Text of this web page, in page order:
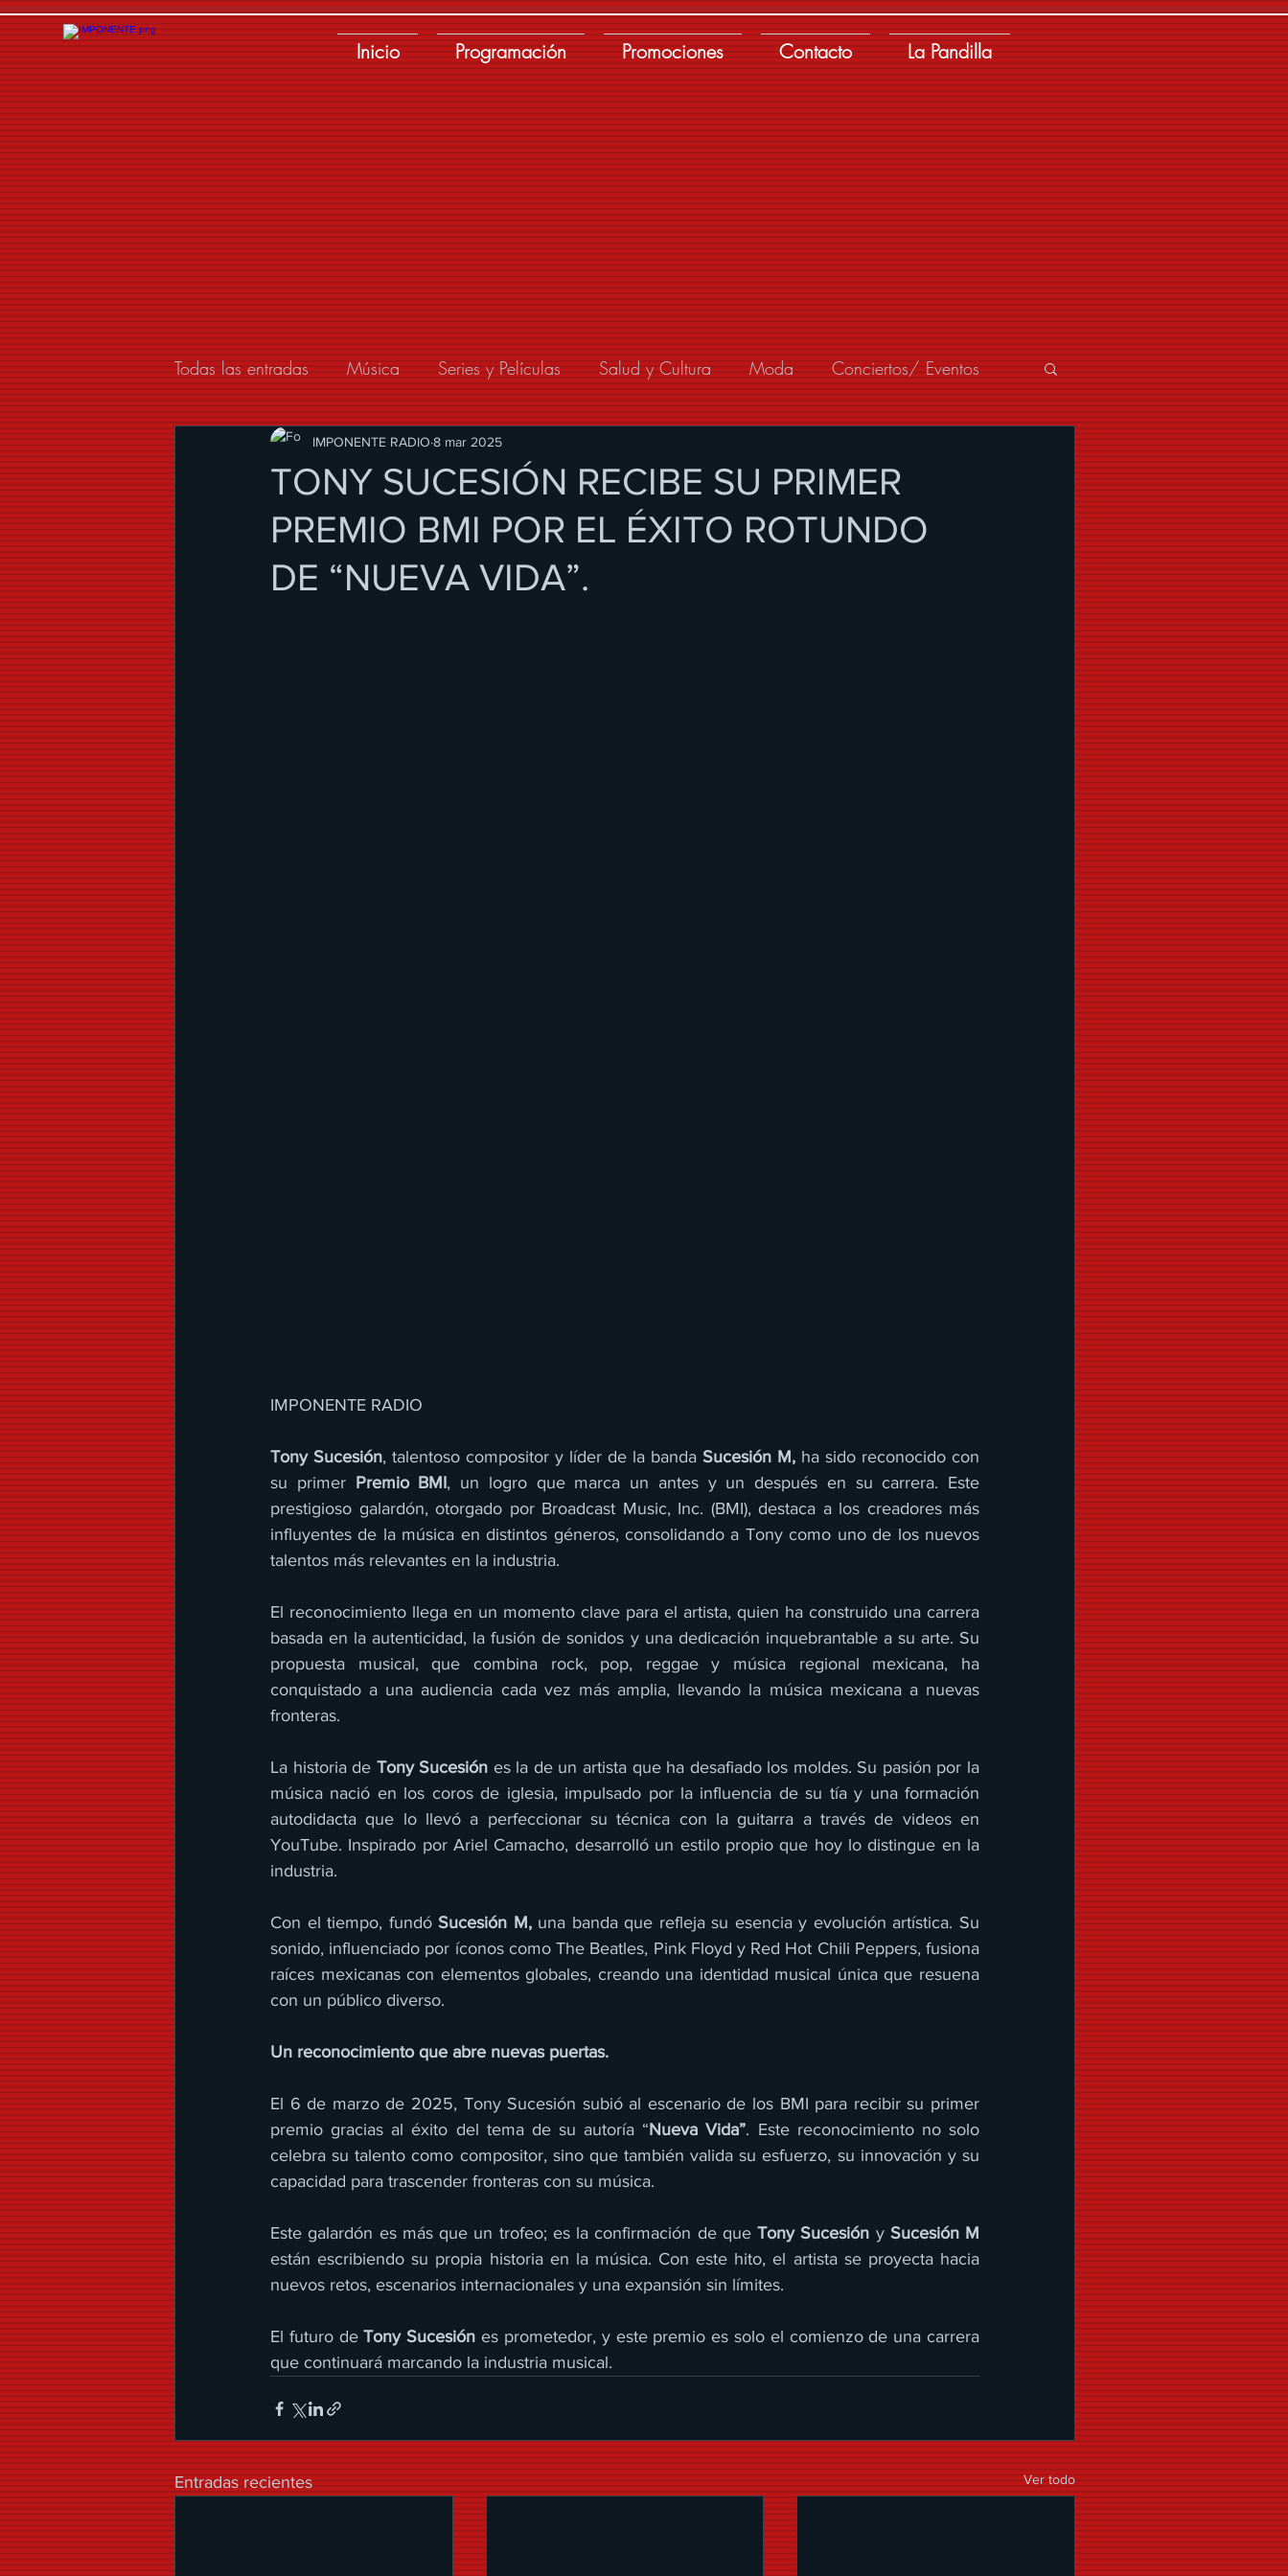
Inicio Programación Promociones Contacto La Pandilla
Todas las entradas Música Series y Películas Salud y Cultura Moda Conciertos/ Eventos
Modo de Vida
TONY SUCESIÓN RECIBE SU PRIMER
PREMIO BMI POR EL ÉXITO ROTUNDO
DE “NUEVA VIDA”.
IMPONENTE RADIO 8 mar 2025
IMPONENTE RADIO
Tony Sucesión, talentoso compositor y líder de la banda Sucesión M, ha sido reconocido con
su primer Premio BMI, un logro que marca un antes y un después en su carrera. Este
prestigioso galardón, otorgado por Broadcast Music, Inc. (BMI), destaca a los creadores más
influyentes de la música en distintos géneros, consolidando a Tony como uno de los nuevos
talentos más relevantes en la industria.
El reconocimiento llega en un momento clave para el artista, quien ha construido una carrera
basada en la autenticidad, la fusión de sonidos y una dedicación inquebrantable a su arte. Su
propuesta musical, que combina rock, pop, reggae y música regional mexicana, ha
conquistado a una audiencia cada vez más amplia, llevando la música mexicana a nuevas
fronteras.
La historia de Tony Sucesión es la de un artista que ha desafiado los moldes. Su pasión por la
música nació en los coros de iglesia, impulsado por la influencia de su tía y una formación
autodidacta que lo llevó a perfeccionar su técnica con la guitarra a través de videos en
YouTube. Inspirado por Ariel Camacho, desarrolló un estilo propio que hoy lo distingue en la
industria.
Con el tiempo, fundó Sucesión M, una banda que refleja su esencia y evolución artística. Su
sonido, influenciado por íconos como The Beatles, Pink Floyd y Red Hot Chili Peppers, fusiona
raíces mexicanas con elementos globales, creando una identidad musical única que resuena
con un público diverso.
Un reconocimiento que abre nuevas puertas.
El 6 de marzo de 2025, Tony Sucesión subió al escenario de los BMI para recibir su primer
premio gracias al éxito del tema de su autoría “Nueva Vida”. Este reconocimiento no solo
celebra su talento como compositor, sino que también valida su esfuerzo, su innovación y su
capacidad para trascender fronteras con su música.
Este galardón es más que un trofeo; es la confirmación de que Tony Sucesión y
están escribiendo su propia historia en la música. Con este hito, el artista se proyecta hacia
nuevos retos, escenarios internacionales y una expansión sin límites.
El futuro de Tony Sucesión es prometedor, y este premio es solo el comienzo de una carrera
que continuará marcando la industria musical.
Entradas recientes Ver todo